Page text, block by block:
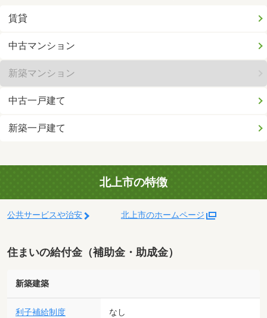
賃貸
中古マンション
新築マンション
中古一戸建て
新築一戸建て
北上市の特徴
公共サービスや治安 北上市のホームページ
住まいの給付金（補助金・助成金）
新築建築
利子補給制度 なし